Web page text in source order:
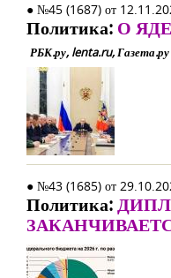
● №45 (1687) от
Политика: О
РБК.ру, lenta.ru, Газета.ру
● №43 (1685) от
Политика: